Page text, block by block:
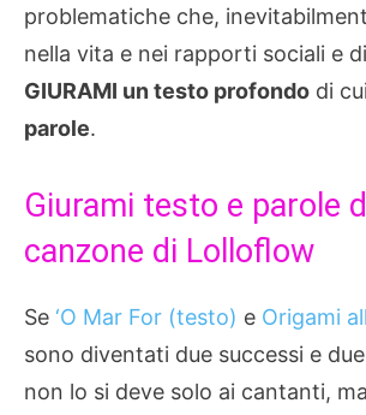
problematiche che,
nella vita e nei rapporti sociali e
GIURAMI un testo profondo di
parole.
Giurami testo e parole
canzone di Lolloflow
Se ‘O Mar For (testo) e Origami
sono diventati due successi e
non lo si deve solo ai cantanti,